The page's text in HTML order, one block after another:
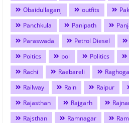
Obaidullaganj
outfits
Panchkula
Panipath
Paraswada
Petrol Diesel
Poitics
pol Politics
Rachi
Raebareli
Railway
Rain Raipur
Rajasthan
Rajgarh
Rajsthan
Ramnagar